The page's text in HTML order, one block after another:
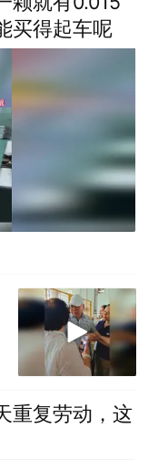
买得起车呢
重复劳动，这